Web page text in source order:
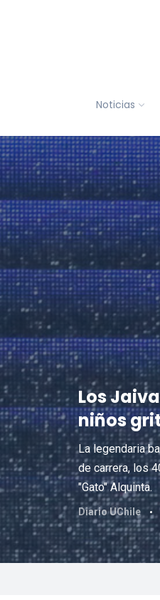
Noticias
Los
niños
La legendaria
de carrera, los
"Gato" Alquinta.
Diario UChile